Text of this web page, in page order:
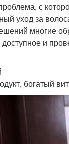
с
уход за
многие
и
богатый